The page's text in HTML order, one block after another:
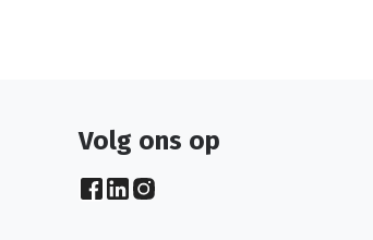
Volg ons op